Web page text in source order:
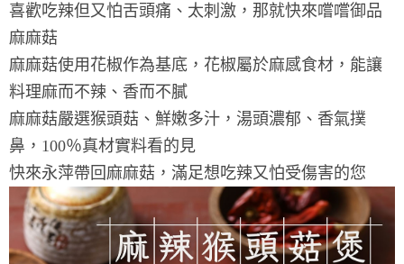
喜歡吃辣但又怕舌頭痛、太刺激，那就快來嚐嚐御品
麻麻菇
麻麻菇使用花椒作為基底，花椒屬於麻感食材，能讓
料理麻而不辣、香而不膩
麻麻菇嚴選猴頭菇、鮮嫩多汁，湯頭濃郁、香氣撲
鼻，100％真材實料看的見
快來永萍帶回麻麻菇，滿足想吃辣又怕受傷害的您